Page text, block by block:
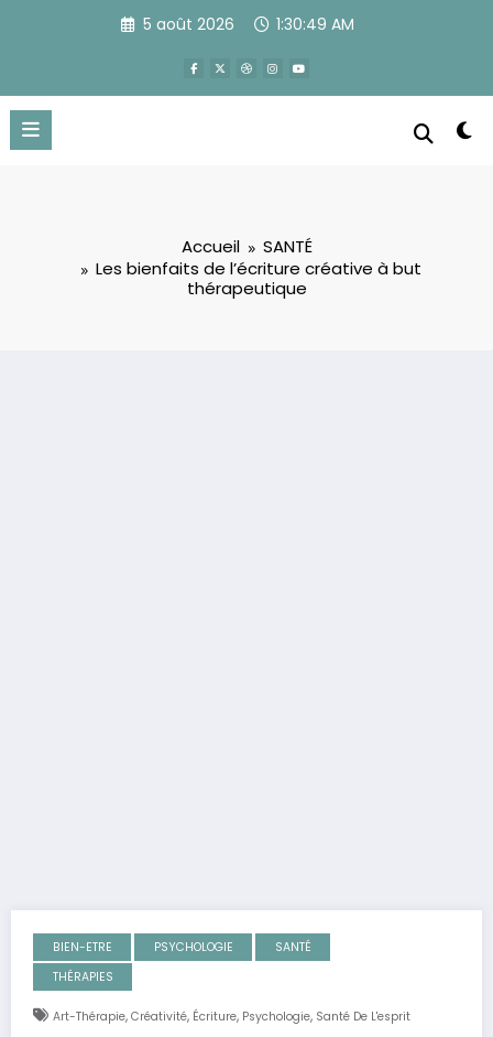
5 août 2026 1:30:50 AM
Accueil
SANTÉ
Les bienfaits de l’écriture créative à but
thérapeutique
BIEN-ETRE PSYCHOLOGIE
SANTÉ
THÉRAPIES
Art-Thérapie, Créativité, Écriture, Psychologie, Santé De L'esprit